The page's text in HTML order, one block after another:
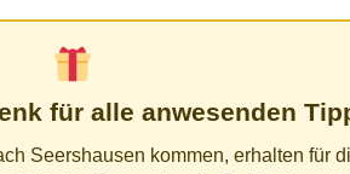
für alle anwesenden
Seershausen kommen, erhalten für